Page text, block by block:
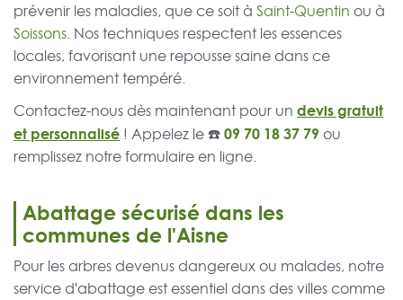
prévenir les maladies, que ce soit à Saint-Quentin ou à
Soissons. Nos techniques respectent les essences
locales, favorisant une repousse saine dans ce
environnement tempéré.
Contactez-nous dès maintenant pour un devis gratuit
et personnalisé ! Appelez le ☎️09 70 18 37 79ou
remplissez notre formulaire en ligne.
Abattage sécurisé dans les
communes de l'Aisne
Pour les arbres devenus dangereux ou malades, notre
service d'abattage est essentiel dans des villes comme